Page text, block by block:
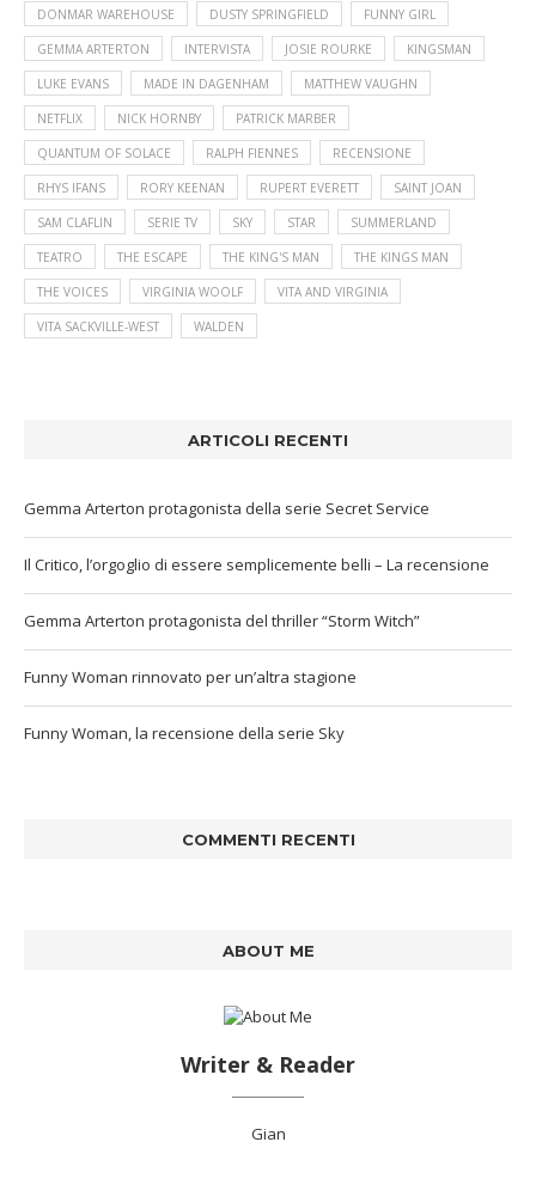
DONMAR WAREHOUSE DUSTY SPRINGFIELD FUNNY GIRL
GEMMA ARTERTON INTERVISTA JOSIE ROURKE KINGSMAN
LUKE EVANS MADE IN DAGENHAM MATTHEW VAUGHN
NETFLIX NICK HORNBY PATRICK MARBER
QUANTUM OF SOLACE RALPH FIENNES RECENSIONE
RHYS IFANS RORY KEENAN RUPERT EVERETT SAINT JOAN
SAM CLAFLIN SERIE TV SKY STAR SUMMERLAND
TEATRO THE ESCAPE THE KING'S MAN THE KINGS MAN
THE VOICES VIRGINIA WOOLF VITA AND VIRGINIA
VITA SACKVILLE-WEST WALDEN
ARTICOLI RECENTI
Gemma Arterton protagonista della serie Secret Service
Il Critico, l’orgoglio di essere semplicemente belli – La recensione
Gemma Arterton protagonista del thriller “Storm Witch”
Funny Woman rinnovato per un’altra stagione
Funny Woman, la recensione della serie Sky
COMMENTI RECENTI
ABOUT ME
Writer & Reader
Gian